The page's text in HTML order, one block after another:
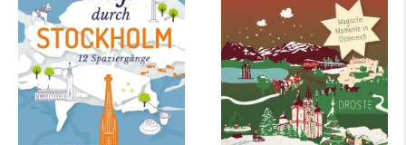
mehr Infos …
mehr Infos …